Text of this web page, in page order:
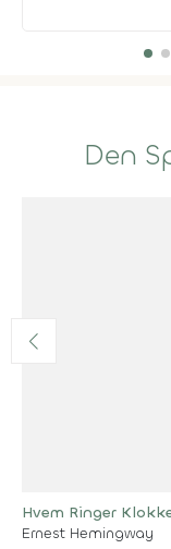
Den
Hvem Ringer
Ernest Hemingway